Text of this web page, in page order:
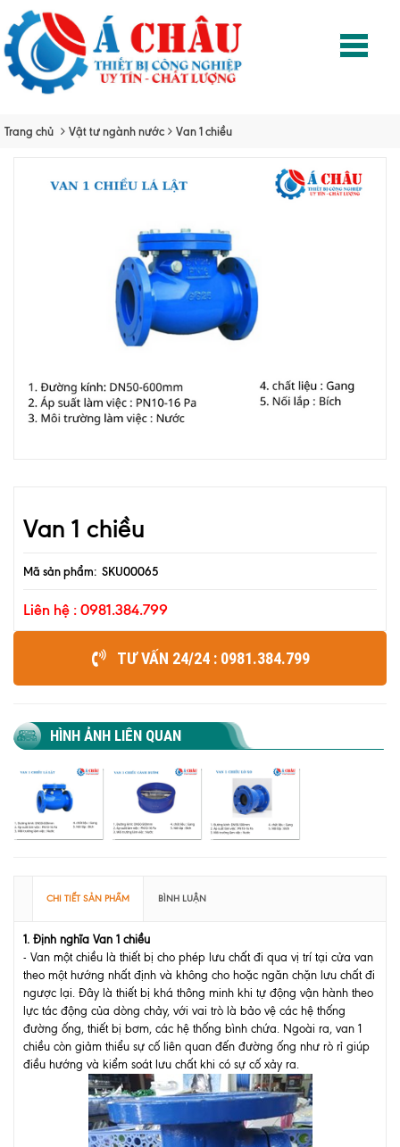
Trang chủ Vật tư ngành nước Van 1 chiều
Van 1 chiều
Mã sản phẩm: SKU00065
Liên hệ : 0981.384.799
TƯ VẤN 24/24 : 0981.384.799
HÌNH ẢNH LIÊN QUAN
CHI TIẾT SẢN PHẨM BÌNH LUẬN
1. Định nghĩa Van 1 chiều
- Van một chiều là thiết bị cho phép lưu chất đi qua vị trí tại cửa van
theo một hướng nhất định và không cho hoặc ngăn chặn lưu chất đi
ngược lại. Đây là thiết bị khá thông minh khi tự động vận hành theo
lực tác động của dòng chảy, với vai trò là bảo vệ các hệ thống
đường ống, thiết bị bơm, các hệ thống bình chứa. Ngoài ra, van 1
chiều còn giảm thiểu sự cố liên quan đến đường ống như rò rỉ giúp
điều hướng và kiểm soát lưu chất khi có sự cố xảy ra.